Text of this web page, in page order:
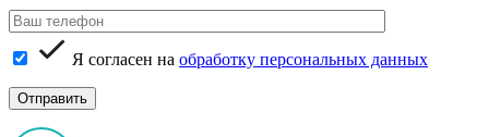
Я согласен на обработку персональных данных